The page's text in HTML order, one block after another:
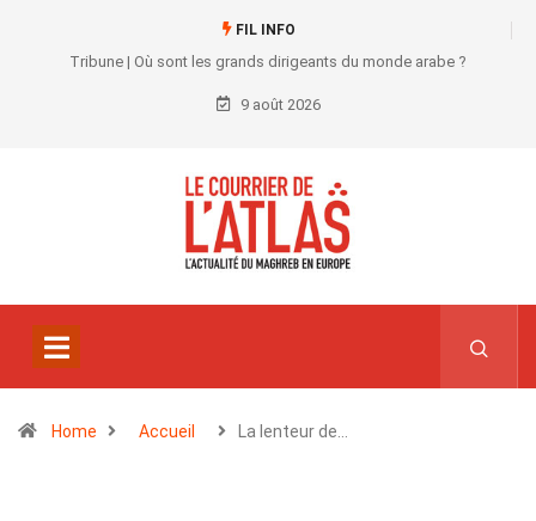
FIL INFO
Tribune | Où sont les grands dirigeants du monde arabe ?
9 août 2026
Home Accueil La lenteur de…